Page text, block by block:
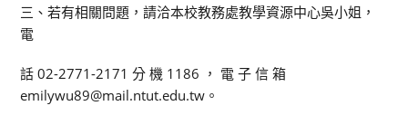
三、若有相關問題，請洽本校教務處教學資源中心吳小姐，
電
話 02-2771-2171 分 機 1186 ， 電 子 信 箱
emilywu89@mail.ntut.edu.tw。